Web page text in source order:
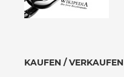
KAUFEN / VERKAUFEN